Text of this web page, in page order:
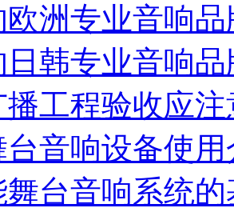
洲专业音响
韩专业音响
工程验收应
音响设备使用
舞台音响系统